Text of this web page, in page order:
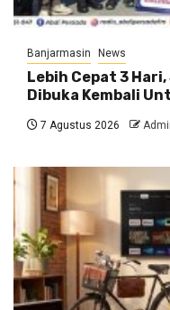
Banjarmasin News
Lebih Cepat 3
Dibuka Kembali
7 Agustus 2026